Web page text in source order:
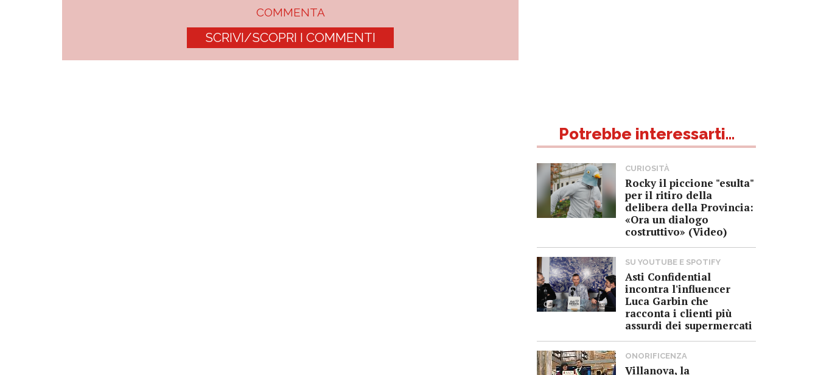
COMMENTA
SCRIVI/SCOPRI I COMMENTI
Potrebbe interessarti...
CURIOSITÀ
Rocky il piccione "esulta"
per il ritiro della
delibera della Provincia:
«Ora un dialogo
costruttivo» (Video)
SU YOUTUBE E SPOTIFY
Asti Confidential
incontra l'influencer
Luca Garbin che
racconta i clienti più
assurdi dei supermercati
ONORIFICENZA
Villanova, la